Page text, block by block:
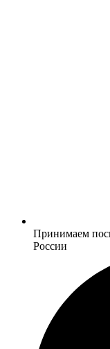
Принимаем
России